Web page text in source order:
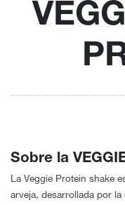
Sobre la
La Veggie Protein shake
arveja, desarrollada por